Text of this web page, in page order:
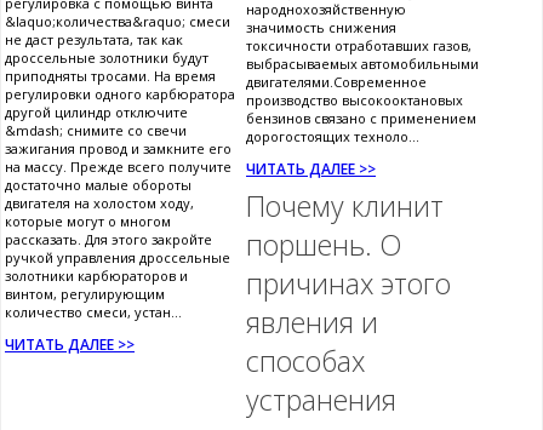
&laquo;количества&raquo; смеси
не даст результата, так как
дроссельные золотники будут
приподняты тросами. На время
регулировки одного карбюратора
другой цилиндр отключите
&mdash; снимите со свечи
зажигания провод и замкните его
на массу. Прежде всего получите
достаточно малые обороты
двигателя на холостом ходу,
которые могут о многом
рассказать. Для этого закройте
ручкой управления дроссельные
золотники карбюраторов и
винтом, регулирующим
количество смеси, устан...
ЧИТАТЬ ДАЛЕЕ >>
народнохозяйственную
значимость снижения
токсичности отработавших газов,
выбрасываемых автомобильными
двигателями.Современное
производство высокооктановых
бензинов связано с применением
дорогостоящих техноло...
ЧИТАТЬ ДАЛЕЕ >>
Почему клинит
поршень. О
причинах этого
явления и
способах
устранения